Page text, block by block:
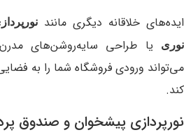
ایده‌های خلاقانه دیگری مانند
نوری
یا طراحی سایه‌روشن‌های
می‌تواند ورودی فروشگاه شما را به
کند.
نورپردازی پیشخوان و صندوق